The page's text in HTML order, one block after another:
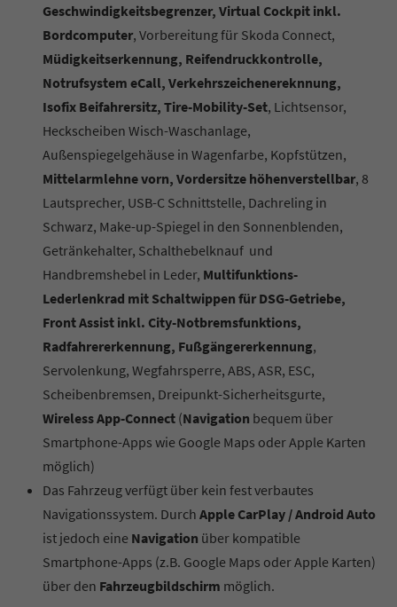
Geschwindigkeitsbegrenzer, Virtual Cockpit inkl.
Bordcomputer, Vorbereitung für Skoda Connect,
Müdigkeitserkennung, Reifendruckkontrolle,
Notrufsystem eCall, Verkehrszeichenereknnung,
Isofix Beifahrersitz, Tire-Mobility-Set, Lichtsensor,
Heckscheiben Wisch-Waschanlage,
Außenspiegelgehäuse in Wagenfarbe, Kopfstützen,
Mittelarmlehne vorn, Vordersitze höhenverstellbar, 8
Lautsprecher, USB-C Schnittstelle, Dachreling in
Schwarz, Make-up-Spiegel in den Sonnenblenden,
Getränkehalter, Schalthebelknauf und
Handbremshebel in Leder, Multifunktions-
Lederlenkrad mit Schaltwippen für DSG-Getriebe,
Front Assist inkl. City-Notbremsfunktions,
Radfahrererkennung, Fußgängererkennung,
Servolenkung, Wegfahrsperre, ABS, ASR, ESC,
Scheibenbremsen, Dreipunkt-Sicherheitsgurte,
Wireless App-Connect (Navigation bequem über
Smartphone-Apps wie Google Maps oder Apple Karten
möglich)
Das Fahrzeug verfügt über kein fest verbautes
Navigationssystem. Durch Apple CarPlay / Android Auto
ist jedoch eine Navigation über kompatible
Smartphone-Apps (z.B. Google Maps oder Apple Karten)
über den Fahrzeugbildschirm möglich.